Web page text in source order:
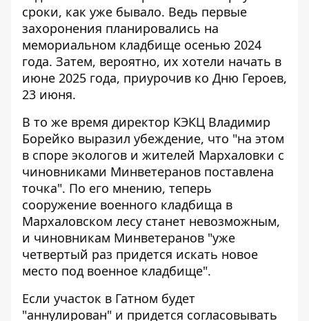
сроки, как уже бывало. Ведь первые
захоронения планировались на
мемориальном кладбище осенью 2024
года. Затем, вероятно, их хотели начать в
июне 2025 года, приурочив ко Дню Героев,
23 июня.
В то же время директор КЭКЦ Владимир
Борейко выразил убеждение, что "на этом
в споре экологов и жителей Мархаловки с
чиновниками Минветеранов поставлена ​​
точка". По его мнению, теперь
сооружение военного кладбища в
Мархаловском лесу станет невозможным,
и чиновникам Минветеранов "уже
четвертый раз придется искать новое
место под военное кладбище".
Если участок в Гатном будет
"аннулирован" и придется согласовывать